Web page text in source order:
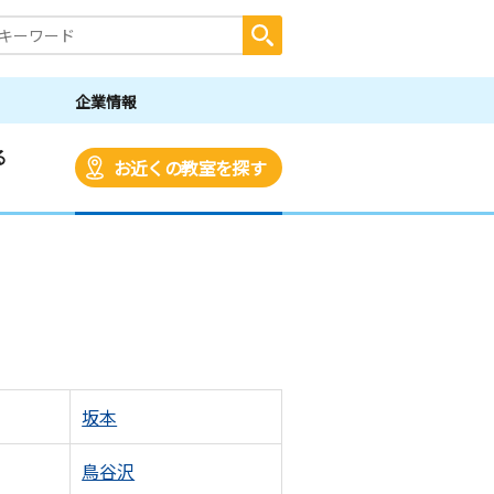
企業情報
お近くの教室を探す
坂本
鳥谷沢